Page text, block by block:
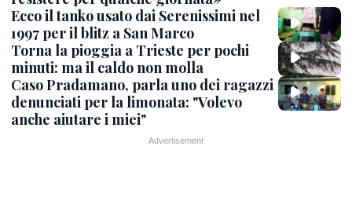
Ecco il tanko usato dai Serenissimi nel
1997 per il blitz a San Marco
Torna la pioggia a Trieste per pochi
minuti: ma il caldo non molla
Caso Pradamano, parla uno dei ragazzi
denunciati per la limonata: "Volevo
anche aiutare i miei"